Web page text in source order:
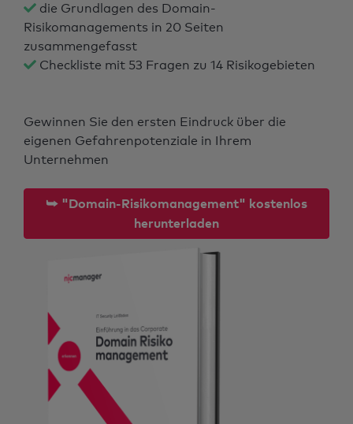
die Grundlagen des Domain-
Risikomanagements in 20 Seiten
zusammengefasst
Checkliste mit 53 Fragen zu 14 Risikogebieten
Gewinnen Sie den ersten Eindruck über die
eigenen Gefahrenpotenziale in Ihrem
Unternehmen
⮩ "Domain-Risikomanagement" kostenlos
herunterladen